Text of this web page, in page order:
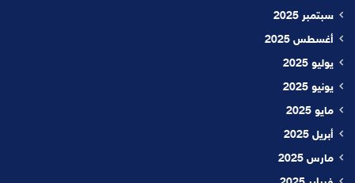
سبتمبر 2025
أغسطس 2025
يوليو 2025
يونيو 2025
مايو 2025
أبريل 2025
مارس 2025